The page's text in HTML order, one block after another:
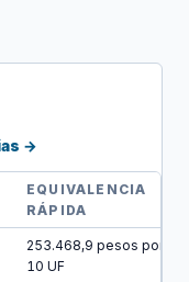
→
EQUIVALENCIA
RÁPIDA
253.468,9 pesos por
10 UF